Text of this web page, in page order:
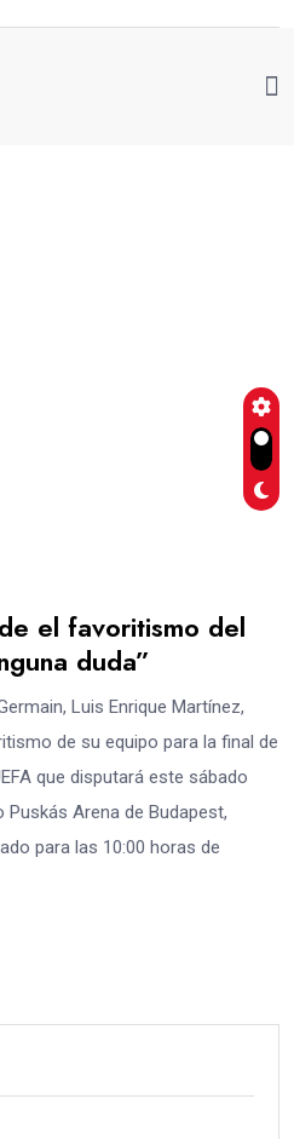
el favoritismo del
duda”
Luis Enrique Martínez,
de su equipo para la final de
que disputará este sábado
Arena de Budapest,
para las 10:00 horas de